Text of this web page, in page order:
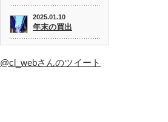
2025.01.10
年末の買出
@cl_webさんのツイート